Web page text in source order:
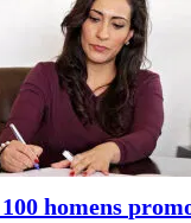
homens